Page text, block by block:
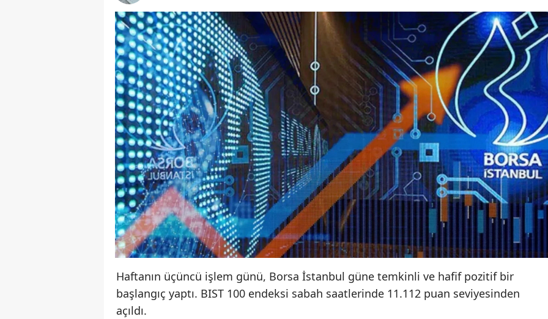
Haftanın üçüncü işlem günü, Borsa İstanbul güne temkinli ve hafif pozitif bir
başlangıç yaptı. BIST 100 endeksi sabah saatlerinde 11.112 puan seviyesinden
açıldı.